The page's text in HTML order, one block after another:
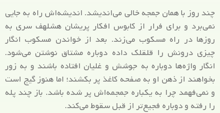
چند روز با همان جمجه خالی می‌اندیشد. اندیشه‌اش راه به جایی
نمی‌برد و برای فرار از کابوس افکار پریشان هشلهف سری به
روزها در راه مسکوب می‌زند. بعد از خواندن مسکوب انگار
چیزی درونش را قلقلک داده دوباره مشتاق نوشتن می‌شود.
انگار واژه‌ها دوباره به جوشش و غلیان افتاده باشند و به زور
بخواهند از ذهن او به صفحه کاغذ پر بکشند؛ اما هنوز گیج است
و نمی‌فهمد چرا به یکباره جمجمه‌اش پر شده باشد. باز چند پله
را رفته و دوباره فجیع‌تر از قبل سقوط می‌کند.